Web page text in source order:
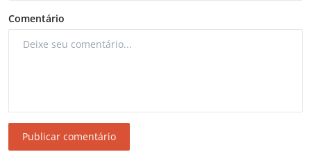
Comentário
Publicar comentário